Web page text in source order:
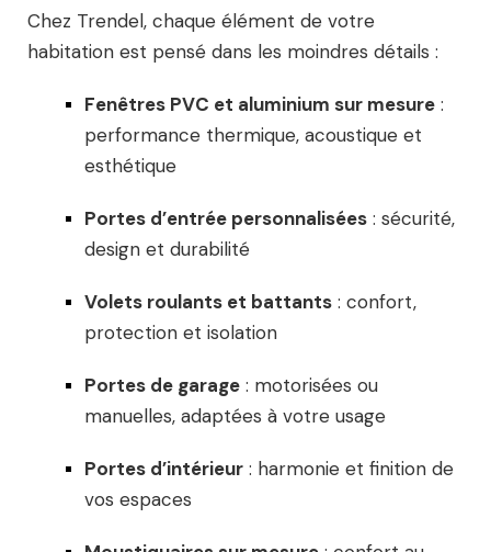
Chez Trendel, chaque élément de votre
habitation est pensé dans les moindres détails :
Fenêtres PVC et aluminium sur mesure :
performance thermique, acoustique et
esthétique
Portes d’entrée personnalisées : sécurité,
design et durabilité
Volets roulants et battants : confort,
protection et isolation
Portes de garage : motorisées ou
manuelles, adaptées à votre usage
Portes d’intérieur : harmonie et finition de
vos espaces